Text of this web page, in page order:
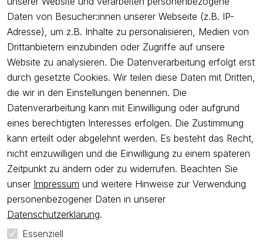
Daten von Besucher:innen unserer Webseite (z.B. IP-
Adresse), um z.B. Inhalte zu personalisieren, Medien von
Drittanbietern einzubinden oder Zugriffe auf unsere
Website zu analysieren. Die Datenverarbeitung erfolgt erst
durch gesetzte Cookies. Wir teilen diese Daten mit Dritten,
die wir in den Einstellungen benennen. Die
Datenverarbeitung kann mit Einwilligung oder aufgrund
eines berechtigten Interesses erfolgen. Die Zustimmung
kann erteilt oder abgelehnt werden. Es besteht das Recht,
nicht einzuwilligen und die Einwilligung zu einem späteren
Zeitpunkt zu ändern oder zu widerrufen. Beachten Sie
unser Impressum und weitere Hinweise zur Verwendung
personenbezogener Daten in unserer
Datenschutzerklärung.
Essenziell
Unternehmen
Newsletter
Freue dich über 5€ Rabatt bei deiner nächsten Bestellung und
profitiere von Angeboten.
Newsletter abonnieren
Ich bestätige hiermit, dass ich die Datenschutzerklärung
gelesen
habe. Ich kann meine Einwilligung jederzeit widerrufen.
Datenschutzerklärung